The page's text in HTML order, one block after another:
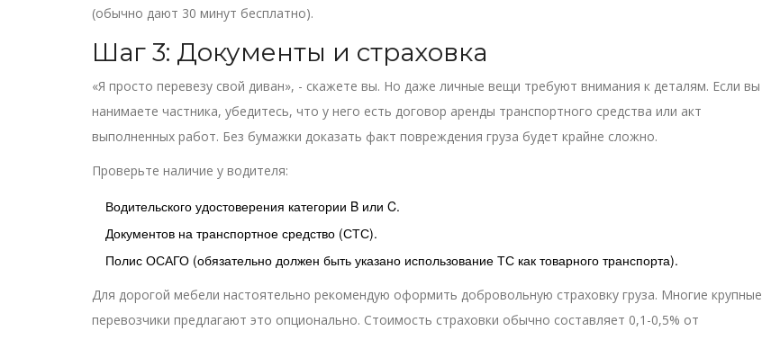
(обычно дают 30 минут бесплатно).
Шаг 3: Документы и страховка
«Я просто перевезу свой диван», - скажете вы. Но даже личные вещи требуют внимания к деталям. Если вы
нанимаете частника, убедитесь, что у него есть договор аренды транспортного средства или акт
выполненных работ. Без бумажки доказать факт повреждения груза будет крайне сложно.
Проверьте наличие у водителя:
Водительского удостоверения категории B или C.
Документов на транспортное средство (СТС).
Полис ОСАГО (обязательно должен быть указано использование ТС как товарного транспорта).
Для дорогой мебели настоятельно рекомендую оформить добровольную страховку груза. Многие крупные
перевозчики предлагают это опционально. Стоимость страховки обычно составляет 0,1-0,5% от